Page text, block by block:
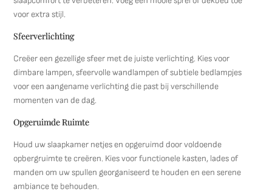
voor extra stijl.
Sfeerverlichting
Creëer een gezellige sfeer met de juiste verlichting. Kies voor
dimbare lampen, sfeervolle wandlampen of subtiele bedlampjes
voor een aangename verlichting die past bij verschillende
momenten van de dag.
Opgeruimde Ruimte
Houd uw slaapkamer netjes en opgeruimd door voldoende
opbergruimte te creëren. Kies voor functionele kasten, lades of
manden om uw spullen georganiseerd te houden en een serene
ambiance te behouden.